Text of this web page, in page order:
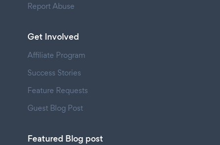
Report Abuse
Get Involved
Affiliate Program
Success Stories
Feature Requests
Guest Blog Post
Featured Blog post